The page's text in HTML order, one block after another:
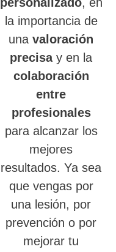
la importancia de
unavaloración
precisay en la
colaboración
entre
profesionales
para alcanzar los
mejores
resultados. Ya sea
que vengas por
una lesión, por
prevención o por
mejorar tu